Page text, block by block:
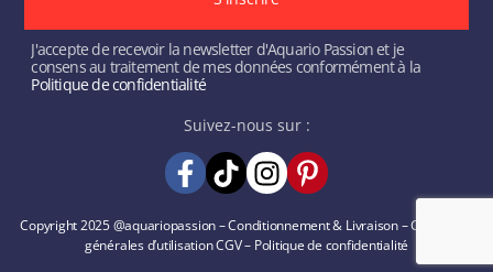
J'accepte de recevoir la newsletter d'Aquario Passion et je
consens au traitement de mes données conformément à la
Politique de confidentialité
Suivez-nous sur :
Copyright 2025 @aquariopassion –Conditionnement & Livraison–Conditions
générales d’utilisationCGV– Politique de confidentialité